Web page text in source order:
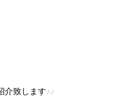
介致します♪♪